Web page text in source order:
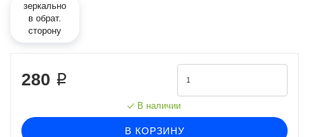
зеркально
в обрат.
сторону
280 ₽
В наличии
В КОРЗИНУ